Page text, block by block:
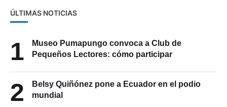
ÚLTIMAS NOTICIAS
1
Museo Pumapungo convoca a Club de
Pequeños Lectores: cómo participar
2
Belsy Quiñónez pone a Ecuador en el podio
mundial